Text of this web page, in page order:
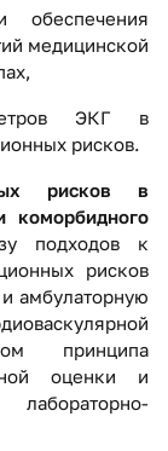
медицинской
ЭКГ в
рисков.
рисков в
коморбидного
подходов к
рисков
амбулаторную
принципа
оценки и